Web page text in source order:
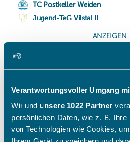
Verantwortungsvoller Umgang
Wir und unsere 1022 Partner
persönlichen Daten, wie z. B. Ihre
von Technologien wie Cookies,